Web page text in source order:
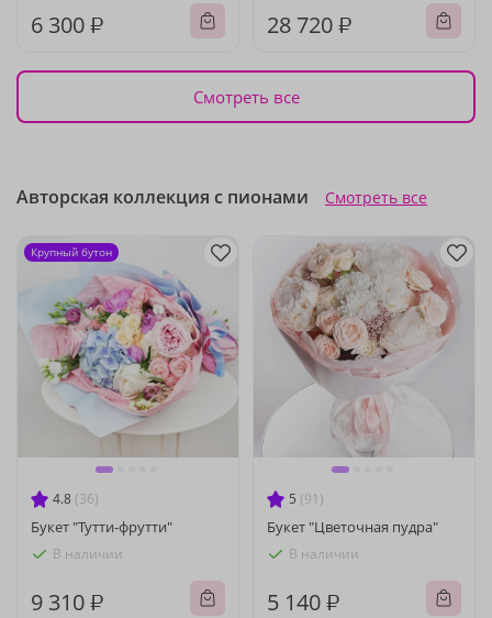
6 300 ₽ 28 720 ₽
Смотреть все
Авторская коллекция с пионами Смотреть все
4.8 (36)
Букет "Тутти-фрутти"
В наличии
9 310 ₽
Крупный бутон
5 (91)
Букет "Цветочная пудра"
В наличии
5 140 ₽